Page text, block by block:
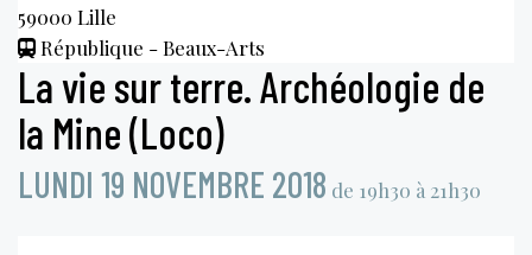
59000 Lille
République - Beaux-Arts
La vie sur terre. Archéologie de
la Mine (Loco)
LUNDI 19 NOVEMBRE 2018 de 19h30 à 21h30